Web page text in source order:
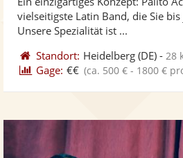
vielseitigste Latin Band, die Sie
Unsere Spezialität ist ...
Standort: Heidelberg (DE) - 28
Gage: €€ (ca. 500 € - 1800 €